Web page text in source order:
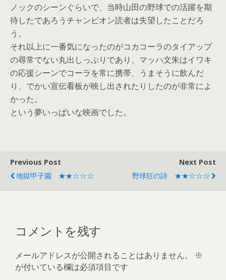
ノックのシーンぐらいで、当時山田の野球での活躍を期
待したであろうチャンピオン読者は失望したことだろ
う。
それ以上に一番気になったのがコカコーラのタイアップ
の尋常でない丸出しっぷりであり、マッハ文朱はイワキ
の応援シーンでコーラを常に携帯、うまそうに飲んだ
り、でかい宣伝看板が映し出されたりしたのが非常によ
かった。
という夢いっぱいな映画でした。
Previous Post
地獄甲子園 ★★☆☆☆
Next Post
野球狂の詩 ★★☆☆☆
コメントを残す
メールアドレスが公開されることはありません。
※
が付いている欄は必須項目です